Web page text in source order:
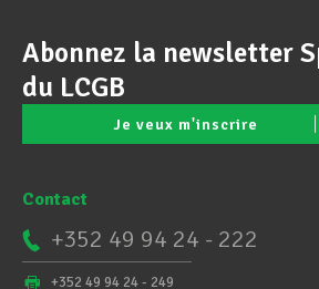
Abonnez la newsletter
du LCGB
Je veux m'inscrire
Contact
+352 49 94 24 - 222
+352 49 94 24 - 249